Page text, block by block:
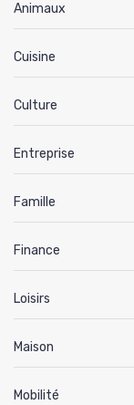
Animaux
Cuisine
Culture
Entreprise
Famille
Finance
Loisirs
Maison
Mobilité